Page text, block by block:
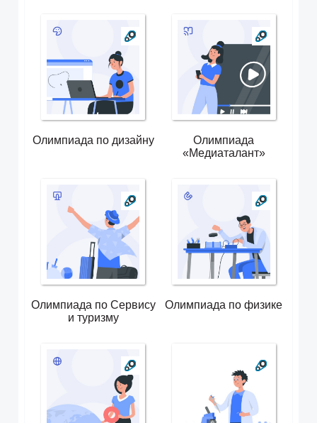
Олимпиада по дизайну
Олимпиада
«Медиаталант»
Олимпиада по Сервису
и туризму
Олимпиада по физике